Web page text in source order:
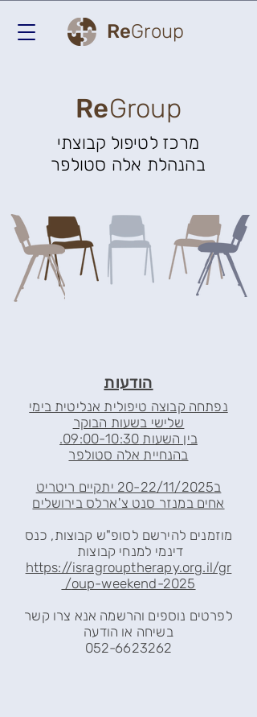
ReGroup
ReGroup
מרכז לטיפול קבוצתי
בהנהלת אלה סטולפר
הודעות
נפתחה קבוצה טיפולית אנליטית בימי
שלישי בשעות הבוקר
בין השעות 09:00-10:30.
בהנחיית אלה סטולפר
ב20-22/11/2025 יתקיים ריטריט
אחים במנזר סנט צ'ארלס בירושלים
מוזמנים להירשם לסופ"ש קבוצות, כנס
דינמי למנחי קבוצות
https://isragrouptherapy.org.il/gr
oup-weekend-2025/
לפרטים נוספים והרשמה אנא צרו קשר
בשיחה או הודעה
052-6623262